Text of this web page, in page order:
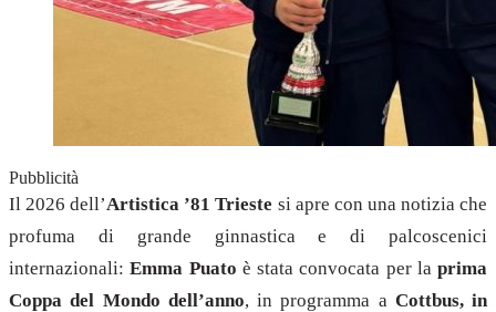
Pubblicità
Il 2026 dell’Artistica ’81 Trieste si apre con una notizia che
profuma di grande ginnastica e di palcoscenici
internazionali:Emma Puato è stata convocata per la prima
Coppa del Mondo dell’anno, in programma a Cottbus, in